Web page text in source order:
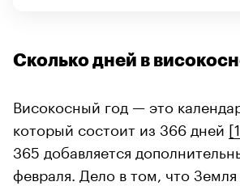
Сколько дней в
Високосный год — это
который состоит из 366 дней
365 добавляется
февраля. Дело в том, что